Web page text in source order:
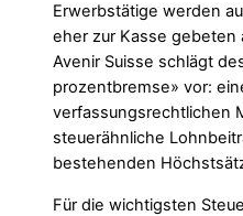
Erwerbstätige werden
eher zur Kasse gebeten
Avenir Suisse schlägt
prozentbremse» vor:
verfassungsrechtlichen
steuerähnliche
bestehenden
Für die wichtigsten